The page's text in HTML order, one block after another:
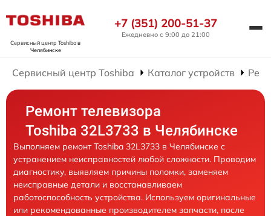
Сервисный центр Toshibaв
Челябинске
+7 (351) 200-51-37
Ежедневно с 9:00 до 21:00
Сервисный центр Toshiba Каталог устройств
Ремонт телевизора
Toshiba 32L3733 в Челябинске
Выполняем ремонт Toshiba 32L3733 в Челябинске с
устранением неисправностей любой сложности. Проводим
диагностику, выявляем причины поломки, заменяем
неисправные детали и восстанавливаем
работоспособность устройства. Используем оригинальные
или рекомендованные производителем запчасти, после